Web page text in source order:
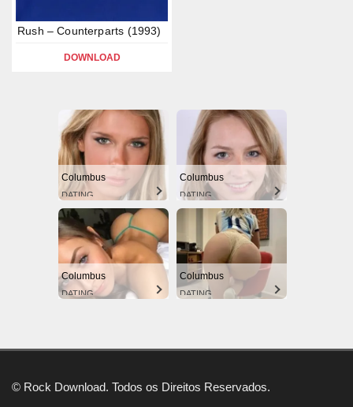
Rush – Counterparts (1993)
DOWNLOAD
Columbus
DATING
Columbus
DATING
Columbus
DATING
Columbus
DATING
© Rock Download. Todos os Direitos Reservados.